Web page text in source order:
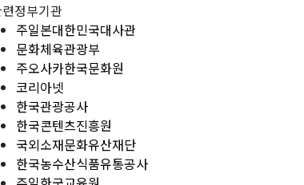
정부기관
주일본대한민국대사관
문화체육관광부
주오사카한국문화원
코리아넷
한국관광공사
한국콘텐츠진흥원
국외소재문화유산재단
한국농수산식품유통공사